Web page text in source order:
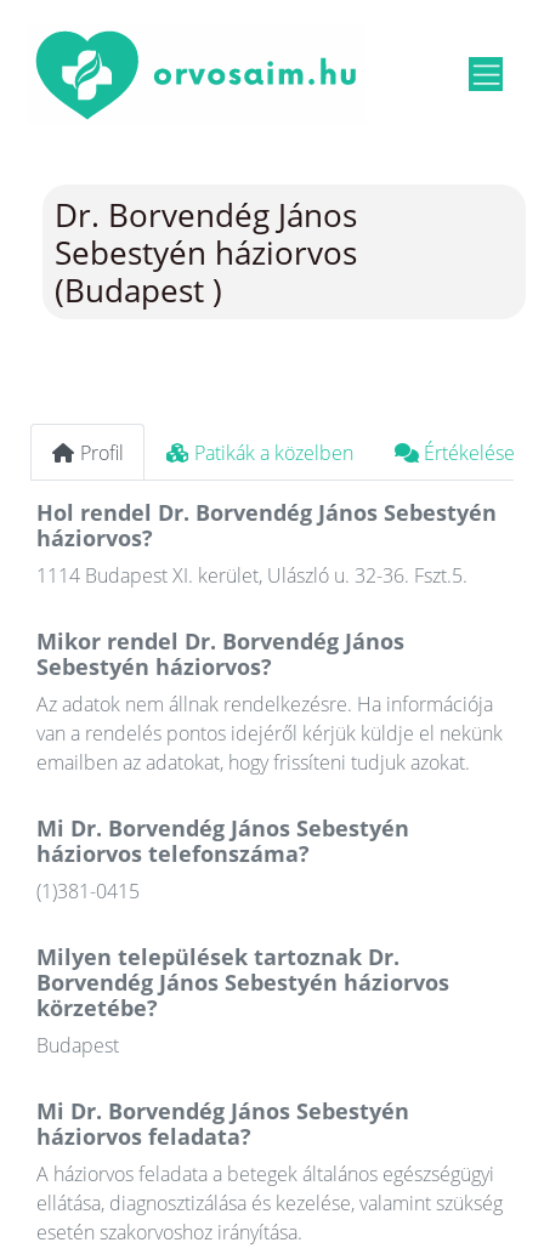
Dr. Borvendég János
Sebestyén háziorvos
(Budapest )
Profil Patikák a közelben Értékelések
Hol rendel Dr. Borvendég János Sebestyén
háziorvos?
1114 Budapest XI. kerület, Ulászló u. 32-36. Fszt.5.
Mikor rendel Dr. Borvendég János
Sebestyén háziorvos?
Az adatok nem állnak rendelkezésre. Ha információja
van a rendelés pontos idejéről kérjük küldje el nekünk
emailben az adatokat, hogy frissíteni tudjuk azokat.
Mi Dr. Borvendég János Sebestyén
háziorvos telefonszáma?
(1)381-0415
Milyen települések tartoznak Dr.
Borvendég János Sebestyén háziorvos
körzetébe?
Budapest
Mi Dr. Borvendég János Sebestyén
háziorvos feladata?
A háziorvos feladata a betegek általános egészségügyi
ellátása, diagnosztizálása és kezelése, valamint szükség
esetén szakorvoshoz irányítása.